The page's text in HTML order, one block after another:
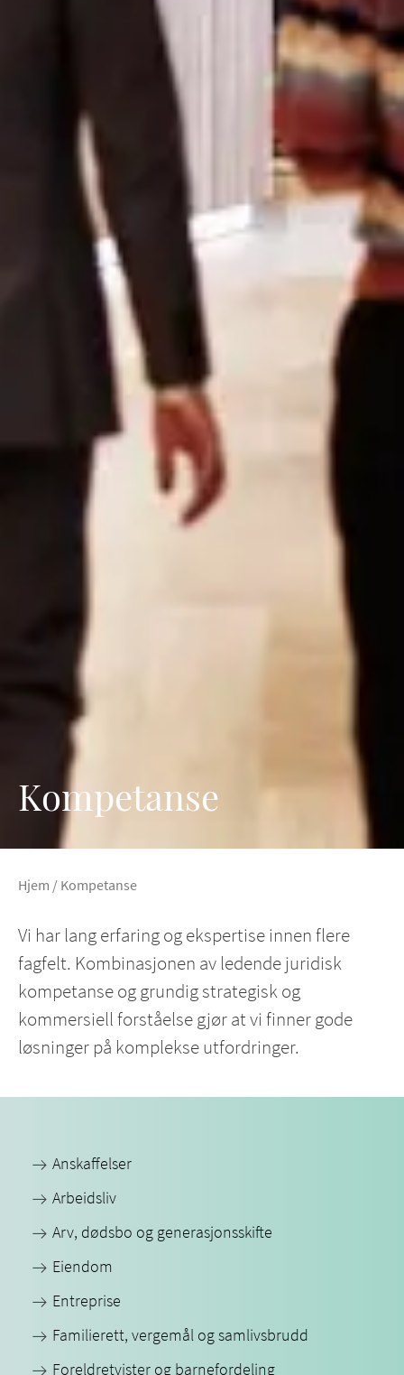
Kompetanse
Hjem / Kompetanse
Vi har lang erfaring og ekspertise innen flere
fagfelt. Kombinasjonen av ledende juridisk
kompetanse og grundig strategisk og
kommersiell forståelse gjør at vi finner gode
løsninger på komplekse utfordringer.
Anskaffelser
Arbeidsliv
Arv, dødsbo og generasjonsskifte
Eiendom
Entreprise
Familierett, vergemål og samlivsbrudd
Foreldretvister og barnefordeling